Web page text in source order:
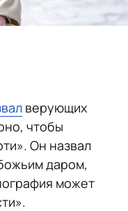
верующих
чтобы
Он назвал
даром,
может